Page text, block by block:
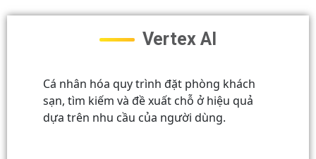
Vertex AI
Cá nhân hóa quy trình đặt phòng khách
sạn, tìm kiếm và đề xuất chỗ ở hiệu quả
dựa trên nhu cầu của người dùng.